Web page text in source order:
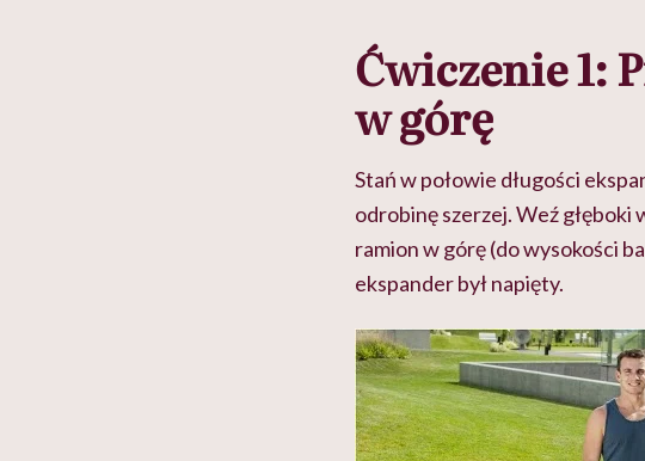
Ćwiczenie 1:
w górę
Stań w połowie długości
odrobinę szerzej. Weź
ramion w górę (do wysokości
ekspander był napięty.